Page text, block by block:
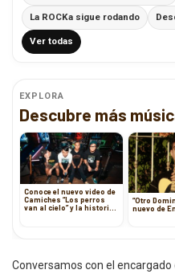
La ROCKa sigue rodando
Ver todas
EXPLORA
Descubre más
Conoce el nuevo video de
Camiches “Los perros
van al cielo” y la historia
“Otro
nuevo de
Conversamos con el